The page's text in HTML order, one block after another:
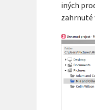
iných
zahrnuté